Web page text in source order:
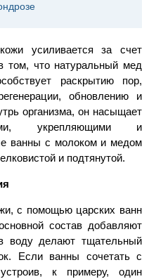
усиливается за счет
том, что натуральный мед
раскрытию пор,
обновлению и
организма, он насыщает
укрепляющими и
ванны с молоком и медом
и подтянутой.
с помощью царских ванн
состав добавляют
воду делают тщательный
Если ванны сочетать с
к примеру, один